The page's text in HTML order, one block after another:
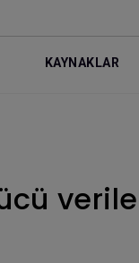
KAYNAKLAR